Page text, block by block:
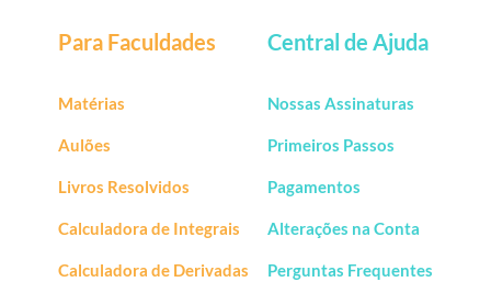
Para Faculdades
Matérias
Aulões
Livros Resolvidos
Calculadora de Integrais
Calculadora de Derivadas
Central de Ajuda
Nossas Assinaturas
Primeiros Passos
Pagamentos
Alterações na Conta
Perguntas Frequentes